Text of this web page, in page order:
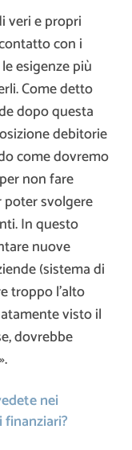
veri e propri
con i
esigenze più
Come detto
dopo questa
debitorie
come dovremo
non fare
poter svolgere
In questo
nuove
(sistema di
troppo l’alto
visto il
dovrebbe
nei